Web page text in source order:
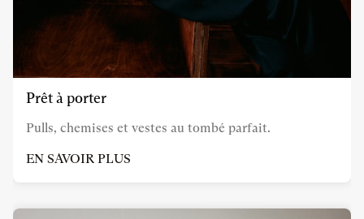
Prêt à porter
Pulls, chemises et vestes au tombé parfait.
EN SAVOIR PLUS